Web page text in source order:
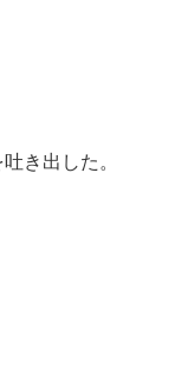
き出した。